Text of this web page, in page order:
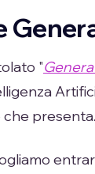
"
presenta.